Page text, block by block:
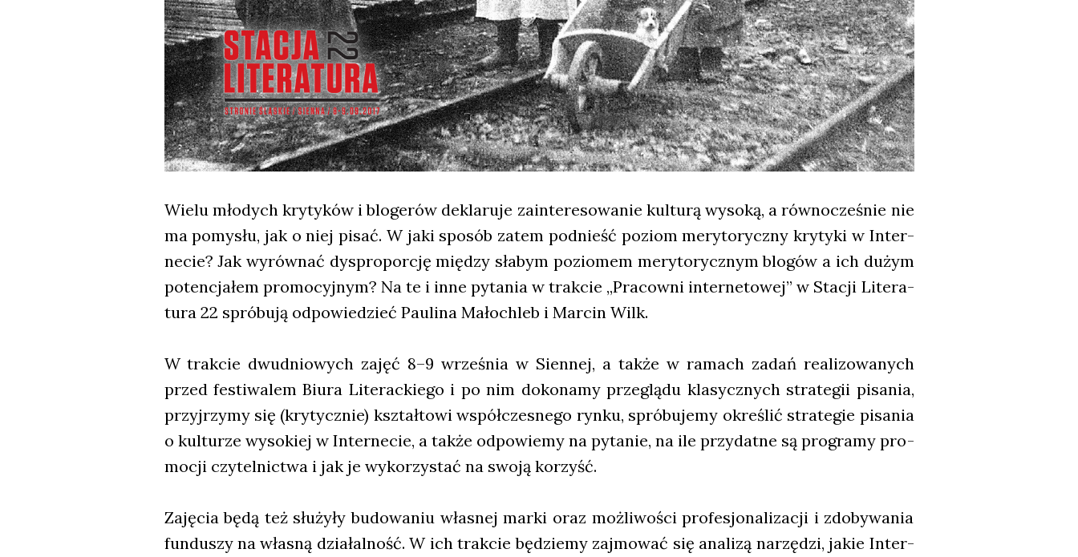
Wie­lu mło­dych kry­ty­ków i blo­ge­rów dekla­ru­je zain­te­re­so­wa­nie kul­tu­rą wyso­ką, a rów­no­cze­śnie nie
ma pomy­słu, jak o niej pisać. W jaki spo­sób zatem pod­nieść poziom mery­to­rycz­ny kry­ty­ki w Inter­
ne­cie? Jak wyrów­nać dys­pro­por­cję mię­dzy sła­bym pozio­mem mery­to­rycz­nym blo­gów a ich dużym
poten­cja­łem pro­mo­cyj­nym? Na te i inne pyta­nia w trak­cie „Pra­cow­ni inter­ne­to­wej” w Sta­cji Lite­ra­
tu­ra 22 spró­bu­ją odpo­wie­dzieć Pau­li­na Mało­chleb i Mar­cin Wilk.
W trak­cie dwu­dnio­wych zajęć 8–9 wrze­śnia w Sien­nej, a tak­że w ramach zadań reali­zo­wa­nych
przed festi­wa­lem Biu­ra Lite­rac­kie­go i po nim doko­na­my prze­glą­du kla­sycz­nych stra­te­gii pisa­nia,
przyj­rzy­my się (kry­tycz­nie) kształ­to­wi współ­cze­sne­go ryn­ku, spró­bu­je­my okre­ślić stra­te­gie pisa­nia
o kul­tu­rze wyso­kiej w Inter­ne­cie, a tak­że odpo­wie­my na pyta­nie, na ile przy­dat­ne są pro­gra­my pro­
mo­cji czy­tel­nic­twa i jak je wyko­rzy­stać na swo­ją korzyść.
Zaję­cia będą też słu­ży­ły budo­wa­niu wła­snej mar­ki oraz moż­li­wo­ści pro­fe­sjo­na­li­za­cji i zdo­by­wa­nia
fun­du­szy na wła­sną dzia­łal­ność. W ich trak­cie będzie­my zaj­mo­wać się ana­li­zą narzę­dzi, jakie Inter­